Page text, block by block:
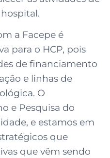
a Facepe é
para o HCP, pois
de financiamento
e linhas de
O
e Pesquisa do
e estamos em
que
que vêm sendo